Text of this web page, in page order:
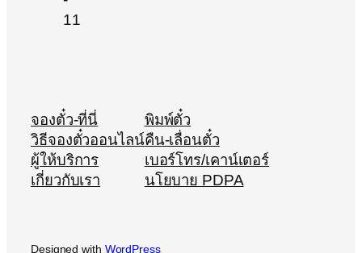
จองตั๋ว-ที่นี่
วิธีจองตั๋วออนไลน์
ผู้ให้บริการ
เกี่ยวกับเรา
พิมพ์ตั๋ว
คืน-เลื่อนตั๋ว
เบอร์โทร/เคาน์เตอร์
นโยบาย PDPA
Designed with WordPress